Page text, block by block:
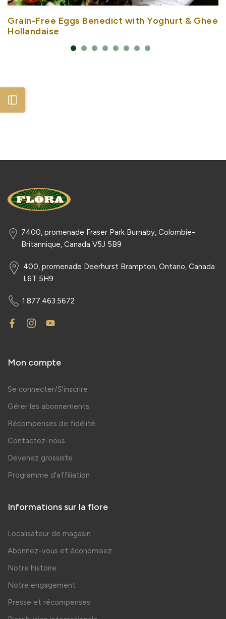
Grain-Free Eggs Benedict with Yoghurt & Ghee
Hollandaise
7400, promenade Fraser Park Burnaby, Colombie-
Britannique, Canada V5J 5B9
400, promenade Deerhurst Brampton, Ontario, Canada
L6T 5H9
1.877.463.5672
Mon compte
Se connecter/S'inscrire
Gérer les abonnements
Récompenses de fidélité
Contactez-nous
Devenez grossiste
Programme d'affiliation
Informations sur la flore
Localisateur de magasin
Abonnez-vous et économisez
Notre histoire
Notre engagement
Presse et récompenses